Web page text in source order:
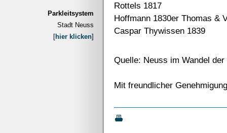
Parkleitsystem
Stadt Neuss
[hier klicken]
Rottels 1817
Hoffmann 1830er Thomas &
Caspar Thywissen 1839
Quelle: Neuss im Wandel der
Mit freundlicher